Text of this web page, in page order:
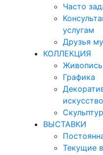
Часто
услугам
Друзья
КОЛЛЕКЦИЯ
Живопись
Графика
искусство
ВЫСТАВКИ
Текущие